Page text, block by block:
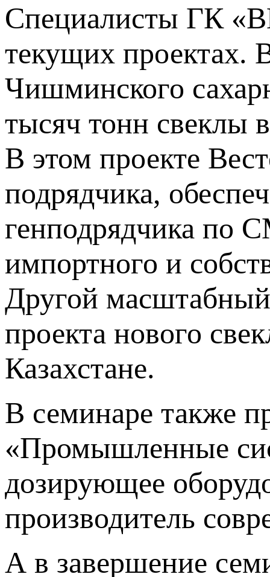
Специалисты ГК
текущих проектах.
Чишминского
тысяч тонн свеклы
В этом проекте
подрядчика,
генподрядчика по
импортного и
Другой масштабный
проекта нового
Казахстане.
В семинаре также
«Промышленные
дозирующее
производитель
А в завершение